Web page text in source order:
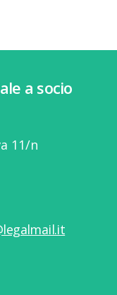
a socio
11/n